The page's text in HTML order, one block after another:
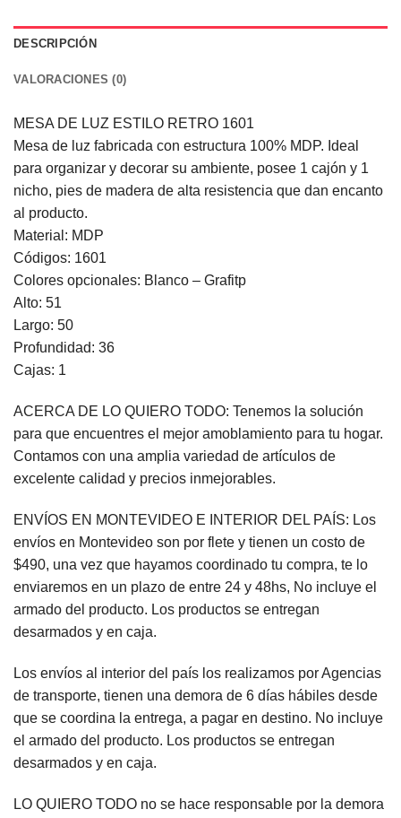
DESCRIPCIÓN
VALORACIONES (0)
MESA DE LUZ ESTILO RETRO 1601
Mesa de luz fabricada con estructura 100% MDP. Ideal
para organizar y decorar su ambiente, posee 1 cajón y 1
nicho, pies de madera de alta resistencia que dan encanto
al producto.
Material: MDP
Códigos: 1601
Colores opcionales: Blanco – Grafitp
Alto: 51
Largo: 50
Profundidad: 36
Cajas: 1
ACERCA DE LO QUIERO TODO: Tenemos la solución
para que encuentres el mejor amoblamiento para tu hogar.
Contamos con una amplia variedad de artículos de
excelente calidad y precios inmejorables.
ENVÍOS EN MONTEVIDEO E INTERIOR DEL PAÍS: Los
envíos en Montevideo son por flete y tienen un costo de
$490, una vez que hayamos coordinado tu compra, te lo
enviaremos en un plazo de entre 24 y 48hs, No incluye el
armado del producto. Los productos se entregan
desarmados y en caja.
Los envíos al interior del país los realizamos por Agencias
de transporte, tienen una demora de 6 días hábiles desde
que se coordina la entrega, a pagar en destino. No incluye
el armado del producto. Los productos se entregan
desarmados y en caja.
LO QUIERO TODO no se hace responsable por la demora